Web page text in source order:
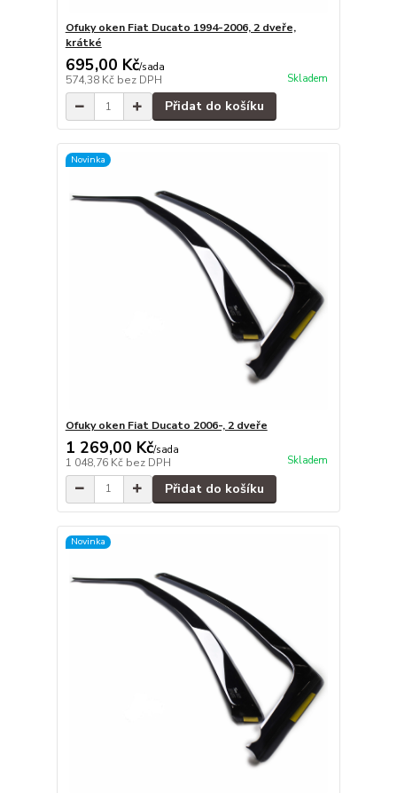
Ofuky oken Fiat Ducato 1994-2006, 2 dveře,
krátké
695,00 Kč/sada
574,38 Kč bez DPH Skladem
Přidat do košíku
Novinka
Ofuky oken Fiat Ducato 2006-, 2 dveře
1 269,00 Kč/sada
1 048,76 Kč bez DPH Skladem
Přidat do košíku
Novinka